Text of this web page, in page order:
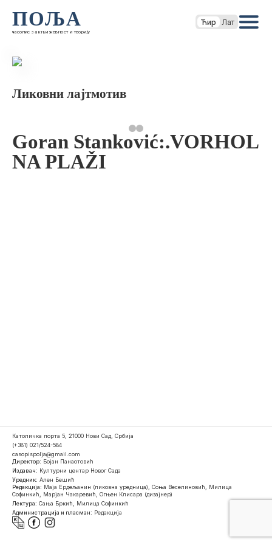
ПОЉА
часопис за књижевност и теорију
Ћир Лат
Ликовни лајтмотив
Goran Stanković:.VORHOL
NA PLAŽI
Католичка порта 5, 21000 Нови Сад, Србија
(+381) 021/524-584
casopispolja@gmail.com
Директор: Бојан Панаотовић
Издавач: Културни центар Новог Сада
Уредник: Ален Бешић
Редакција: Маја Ердељанин (ликовна уредница), Соња Веселиновић, Милица
Софинкић, Марјан Чакаревић, Огњен Клисара (дизајнер)
Лектура: Сања Бркић, Милица Софинкић
Администрација и пласман: Редакција